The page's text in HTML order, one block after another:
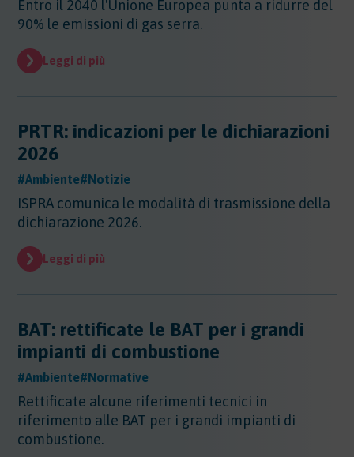
AUA
Ambiente - Rifiuti/RENTRI
Edilizia
Energia
Energia
Normative
Notizie
Notizie
Regioni
Regioni
Regioni - Basilicata
Regioni - Emilia Romagna
Regioni - Friuli Venezia Giulia
Regioni - Liguria
Regioni - Lombardia
Regioni - Marche
Regioni - Molise
Sicurezza - Apparecchi Sollevamento
Sicurezza - PED
Sicurezza - DPI
Sicurezza - Macchine
Sicurezza - Rischio chimico
Sicurezza - Rischio cancerogeno/mutageno
Sicurezza - Stress Lavoro-Correlato
Sostanze
Sostanze
Sostanze - Pericolose
Sostanze - Trasporto Merci
Sostanze - Schede di Sicurezza
Sostanze - GHS/CLP/REACH
Sostenibilita
Sostenibilità
Trasporti
Trasporti
Entro il 2040 l'Unione Europea punta a ridurre del
90% le emissioni di gas serra.
Leggi di più
PRTR: indicazioni per le dichiarazioni
2026
#Ambiente#Notizie
ISPRA comunica le modalità di trasmissione della
dichiarazione 2026.
Leggi di più
BAT: rettificate le BAT per i grandi
impianti di combustione
#Ambiente#Normative
Rettificate alcune riferimenti tecnici in
riferimento alle BAT per i grandi impianti di
combustione.